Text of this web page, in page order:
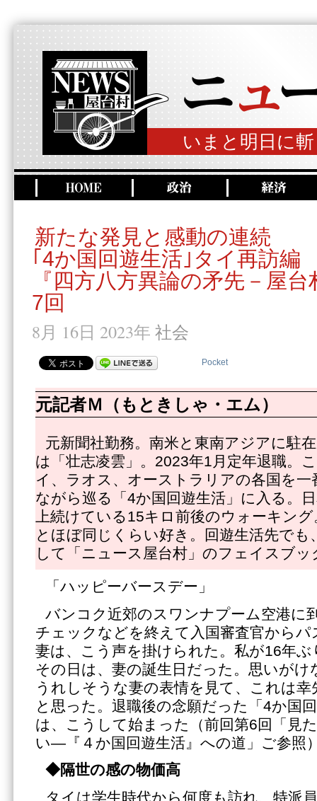
いまと明日に
新たな発見と感動の連続
｢4か国回遊生活｣タイ再訪編
『四方八方異論の矛先－屋
7回
8月 16日 2023年 社会
Pocket
元記者Ｍ（もときしゃ・エム）
元新聞社勤務。南米と東南アジアに駐
は「壮志凌雲」。2023年1月定年退職。
イ、ラオス、オーストラリアの各国を一
ながら巡る「4か国回遊生活」に入る。
上続けている15キロ前後のウォーキン
とほぼ同じくらい好き。回遊生活先でも
して「ニュース屋台村」のフェイスブ
「ハッピーバースデー」
バンコク近郊のスワンナプーム空港に
チェックなどを終えて入国審査官から
妻は、こう声を掛けられた。私が16年
その日は、妻の誕生日だった。思いがけ
うれしそうな妻の表情を見て、これは
と思った。退職後の念願だった「4か国
は、こうして始まった（前回第6回「見
い―『４か国回遊生活』への道」ご参照
◆隔世の感の物価高
タイは学生時代から何度も訪れ、特派